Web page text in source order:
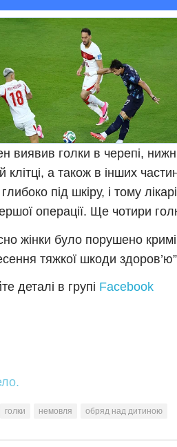
виявив голки в черепі,
клітці, а також в інших
під шкіру, і тому
операції. Ще чотири
жінки було порушено
тяжкої шкоди
деталі в групі Facebook
голки немовля обряд над дитиною